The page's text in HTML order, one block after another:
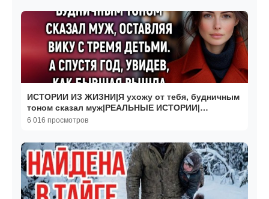
ИСТОРИИ ИЗ ЖИЗНИ|Я ухожу от тебя, будничным
тоном сказал муж|РЕАЛЬНЫЕ ИСТОРИИ|
ЖИЗНЕННЫЕ ИСТОРИИ
6 016 просмотров